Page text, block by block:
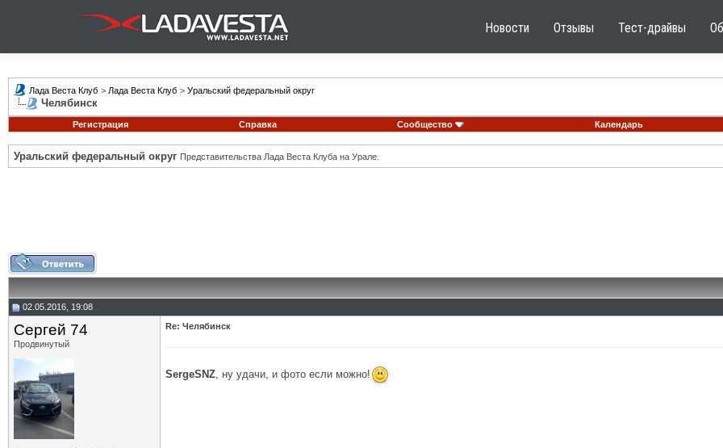
Новости Отзывы Тест-драйвы
Лада Веста Клуб > Лада Веста Клуб > Уральский федеральный округ
Челябинск
Регистрация Справка Сообщество Календарь
Уральский федеральный округ Представительства Лада Веста Клуба на Урале.
02.05.2016, 19:08
Сергей 74
Продвинутый
Re: Челябинск
SergeSNZ , ну удачи, и фото если можно!